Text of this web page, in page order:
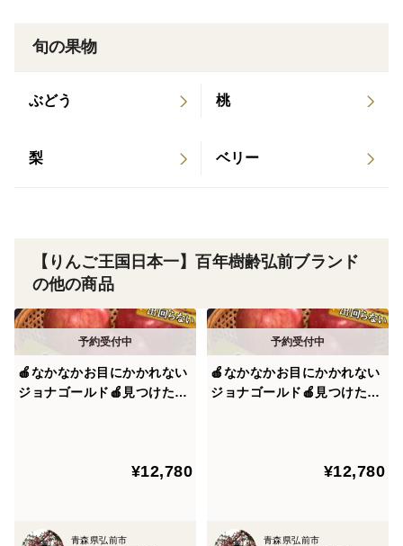
集まり、1個1万円だとしても喜んで買われていくほど。
更にはシンガポール伊勢丹にも取引実績を誇り、多くの
にかかれない違いに絶賛のお声を頂戴しています。
の樹のブランドストーリーにも感嘆して毎年オファーを
頂くほど。
その陸奥の国青森県弘前ブランドの中でも当園は明治時
代から"100年を超える伝統ある古木"を代々受け継ぎ、
今も尚たわわにりんごを実らせ続けてきています。
ない【幻の林檎】とも呼ばれているほど。
まさにお目にかかれるだけでも眼福ものであり、その幻
旬の果物
ぶどう 桃
梨 ベリー
【りんご王国日本一】百年樹齢弘前ブランド
の他の商品
🍎なかなかお目にかかれない
ジョナゴールド🍎見つけたら
ンお得な大容量パッケージ～
¥12,780
青森県弘前市
🍎なかなかお目にかかれない
ジョナゴールド🍎見つけたら
ンお得な大容量パッケージ～
¥12,780
青森県弘前市